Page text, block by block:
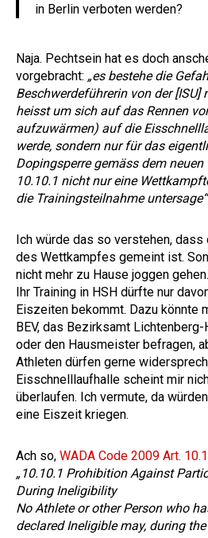
in Berlin verboten werden?
Naja. Pechtsein hat es doch
vorgebracht: „es bestehe die
Beschwerdeführerin von der
heisst um sich auf das Rennen
aufzuwärmen) auf die
werde, sondern nur für das
Dopingsperre gemäss dem neuen
10.10.1 nicht nur eine
die Trainingsteilnahme untersage“
Ich würde das so verstehen, dass
des Wettkampfes gemeint ist.
nicht mehr zu Hause joggen gehen.
Ihr Training in HSH dürfte nur
Eiszeiten bekommt. Dazu könnte
BEV, das Bezirksamt
oder den Hausmeister befragen,
Athleten dürfen gerne
Eisschnelllaufhalle scheint mir
überlaufen. Ich vermute, da
eine Eiszeit kriegen.
Ach so, WADA Code 2009 Art.
„10.10.1 Prohibition Against
During Ineligibility
No Athlete or other Person who
declared Ineligible may, during